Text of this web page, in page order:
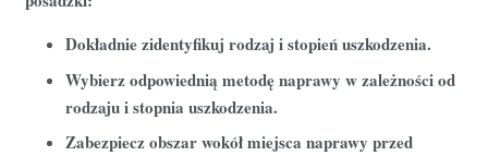
Dokładnie zidentyfikuj rodzaj i stopień uszkodzenia.
Wybierz odpowiednią metodę naprawy w zależności od
rodzaju i stopnia uszkodzenia.
Zabezpiecz obszar wokół miejsca naprawy przed